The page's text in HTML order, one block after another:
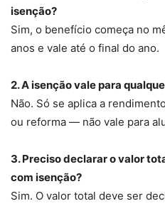
isenção?
Sim, o benefício começa no
anos e vale até o final do ano.
2. A isenção vale para
Não. Só se aplica a
ou reforma — não vale para
3. Preciso declarar o valor
com isenção?
Sim. O valor total deve ser